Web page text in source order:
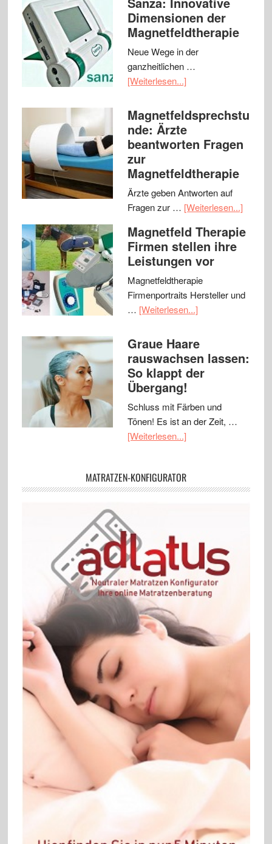
Dimensionen der
Magnetfeldtherapie
Neue Wege in der
ganzheitlichen …
[Weiterlesen...]
Magnetfeldsprechstu
nde: Ärzte
beantworten Fragen
zur
Magnetfeldtherapie
Ärzte geben Antworten auf
Fragen zur … [Weiterlesen...]
Magnetfeld Therapie
Firmen stellen ihre
Leistungen vor
Magnetfeldtherapie
Firmenportraits Hersteller und
… [Weiterlesen...]
Graue Haare
rauswachsen lassen:
So klappt der
Übergang!
Schluss mit Färben und
Tönen! Es ist an der Zeit, …
[Weiterlesen...]
MATRATZEN-KONFIGURATOR